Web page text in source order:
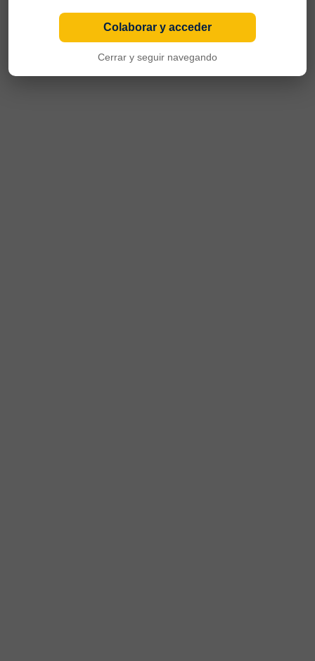
Colaborar y acceder
Cerrar y seguir navegando